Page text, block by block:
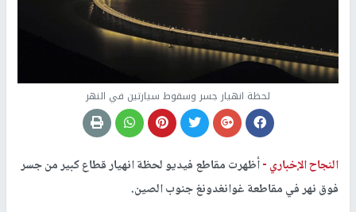
لحظة انهيار جسر وسقوط سيارتين في النهر
النجاح الإخباري -أظهرت مقاطع فيديو لحظة انهيار قطاع كبير من جسر
فوق نهر في مقاطعة غوانغدونغ جنوب الصين.